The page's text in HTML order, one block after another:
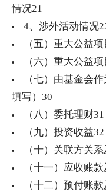
情况21
4、涉外活动情况
（五）重大公益
（六）重大公益
（七）由基金会
填写） 30
（八）委托理财31
（九）投资收益32
（十）关联方关
（十一）应收账
（十二）预付账